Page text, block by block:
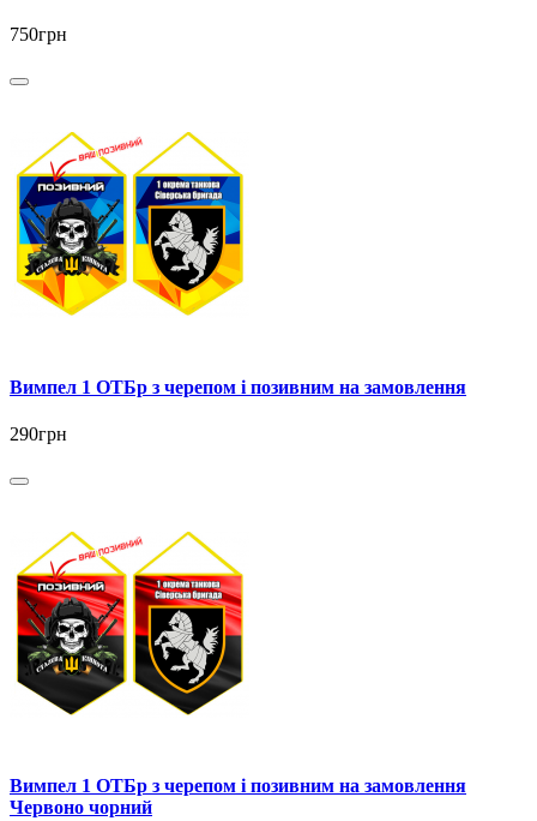
750грн
Вимпел 1 ОТБр з черепом і позивним на замовлення
290грн
Вимпел 1 ОТБр з черепом і позивним на замовлення
Червоно чорний